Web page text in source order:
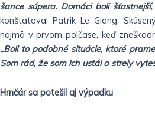
šance súpera. Domáci boli
konštatoval Patrik Le Giang.
najmä v prvom polčase, keď
„Boli to podobné situácie, ktoré
Som rád, že som ich ustál a strely
Hrnčár sa potešil aj výpadku